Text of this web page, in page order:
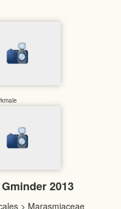
2013
> Marasmiaceae